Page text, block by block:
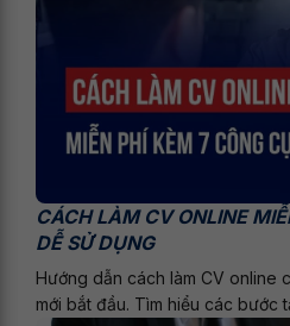
CÁCH LÀM CV ONLINE
DỄ SỬ DỤNG
Hướng dẫn cách làm CV online
mới bắt đầu. Tìm hiểu các bước